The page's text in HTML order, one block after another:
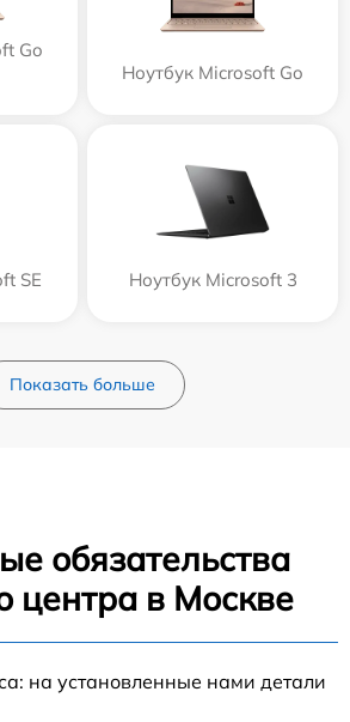
Go
Ноутбук Microsoft Go
SE Ноутбук Microsoft 3
Показать больше
обязательства
центра в Москве
на установленные нами детали